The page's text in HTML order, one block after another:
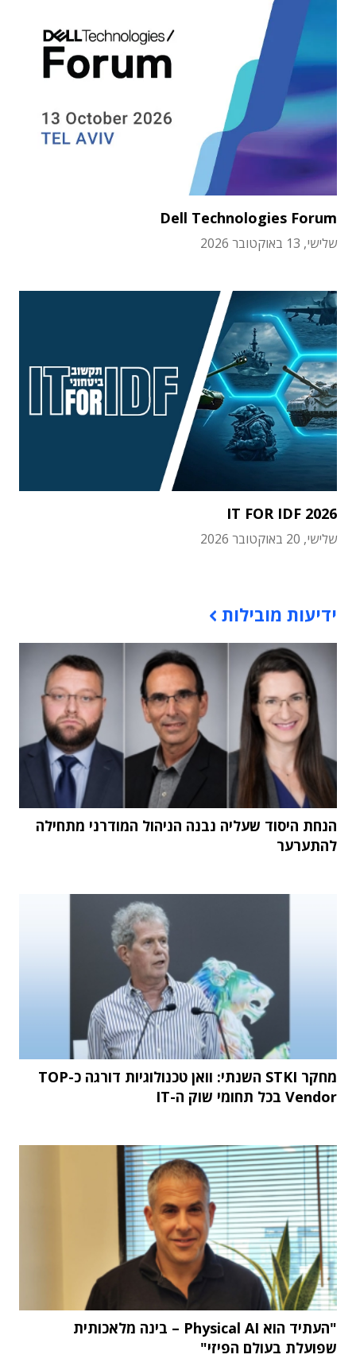
Dell Technologies Forum
שלישי, 13 באוקטובר 2026
IT FOR IDF 2026
שלישי, 20 באוקטובר 2026
ידיעות מובילות
הנחת היסוד שעליה נבנה הניהול המודרני מתחילה
להתערער
מחקר STKI השנתי: וואן טכנולוגיות דורגה כ-TOP
Vendor בכל תחומי שוק ה-IT
"העתיד הוא Physical AI – בינה מלאכותית
שפועלת בעולם הפיזי"